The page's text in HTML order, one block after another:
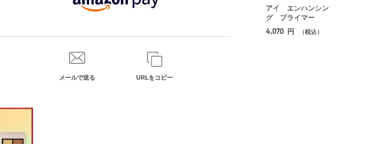
メールで送る URLをコピー
アイ エンハンシン
グ プライマー
4,070 円 （税込）